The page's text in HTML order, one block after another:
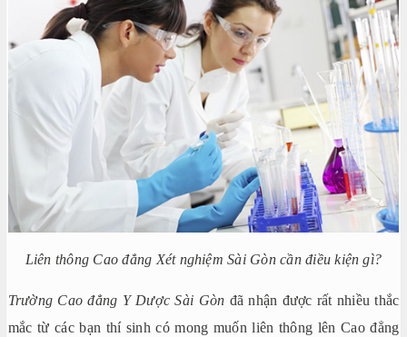
Liên thông Cao đẳng Xét nghiệm Sài Gòn cần điều kiện gì?
Trường Cao đẳng Y Dược Sài Gòn đã nhận được rất nhiều thắc
mắc từ các bạn thí sinh có mong muốn liên thông lên Cao đẳng